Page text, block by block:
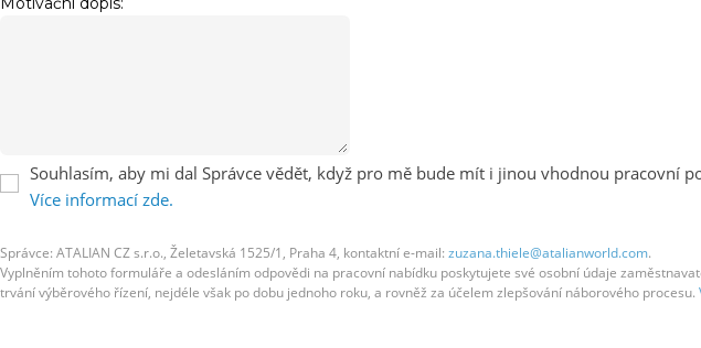
Souhlasím, aby mi dal Správce vědět, když pro mě bude mít i jinou vhodnou pracovní
Více informací zde.
Správce: ATALIAN CZ s.r.o., Želetavská 1525/1, Praha 4, kontaktní e-mail: zuzana.thiele@atalianworld.com.
Vyplněním tohoto formuláře a odesláním odpovědi na pracovní nabídku poskytujete své osobní údaje
trvání výběrového řízení, nejdéle však po dobu jednoho roku, a rovněž za účelem zlepšování náborového procesu.